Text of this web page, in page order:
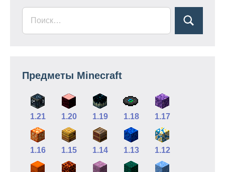
Предметы Minecraft
1.21 1.20 1.19 1.18 1.17
1.16 1.15 1.14 1.13 1.12